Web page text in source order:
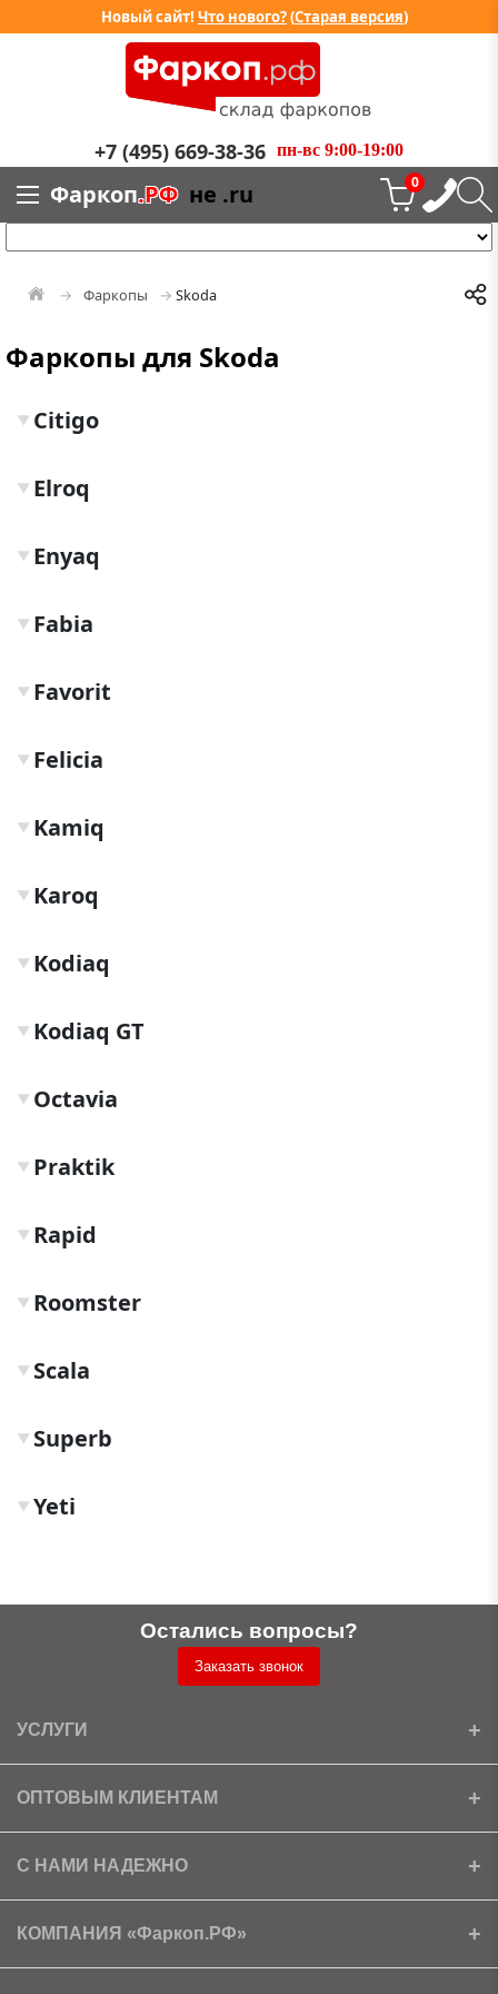
Новый сайт! Что нового?(Старая версия)
+7 (495) 669-38-36 пн-вс 9:00-19:00
Фаркоп.РФ не .ru 0
Фаркопы Skoda
Фаркопы для Skoda
Citigo
▼
Elroq
▼
Enyaq
▼
Fabia
▼
Favorit
▼
Felicia
▼
Kamiq
▼
Karoq
▼
Kodiaq
▼
Kodiaq GT
▼
Octavia
▼
Praktik
▼
Rapid
▼
Roomster
▼
Scala
▼
Superb
▼
Yeti
▼
Остались вопросы?
Заказать звонок
УСЛУГИ
Установка
Доставка
ОПТОВЫМ КЛИЕНТАМ
Ищем партнеров
Скачать прайс
С НАМИ НАДЕЖНО
Сертификаты
Условия возврата
КОМПАНИЯ «Фаркоп.РФ»